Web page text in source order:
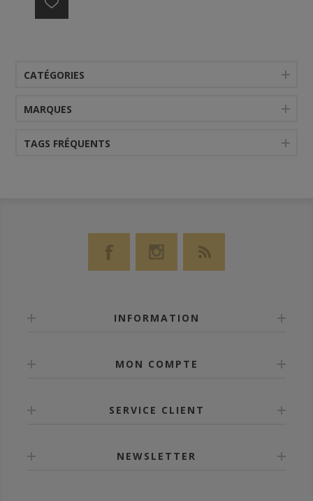
CATÉGORIES
MARQUES
TAGS FRÉQUENTS
INFORMATION
MON COMPTE
SERVICE CLIENT
NEWSLETTER